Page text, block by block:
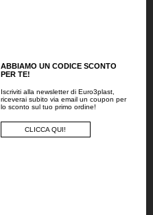
ABBIAMO UN CODICE SCONTO
PER TE!
Iscriviti alla newsletter di Euro3plast,
riceverai subito via email un coupon per
lo sconto sul tuo primo ordine!
CLICCA QUI!